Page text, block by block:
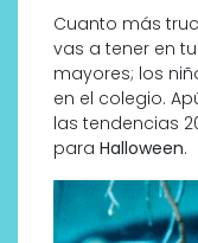
Cuanto más
vas a tener en
mayores; los
en el colegio.
las tendencias
para Halloween.